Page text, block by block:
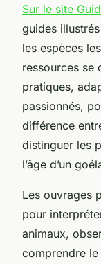
Sur le site
guides
les espèces
ressources se
pratiques,
passionnés,
différence
distinguer les
l’âge d’un
Les ouvrages
pour
animaux,
comprendre